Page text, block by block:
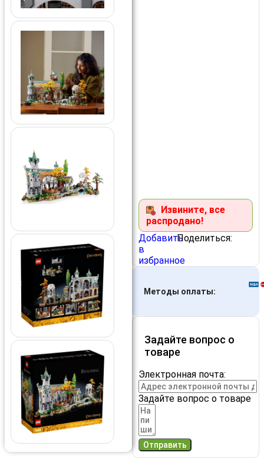
Извините, все
распродано!
Добавить
в
избранное
Поделиться:
Методы оплаты:
Задайте вопрос о
товаре
Электронная почта:
Задайте вопрос о товаре
Отправить